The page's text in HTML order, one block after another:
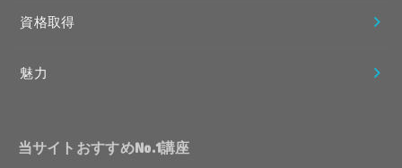
資格取得
魅力
当サイトおすすめNo.1講座